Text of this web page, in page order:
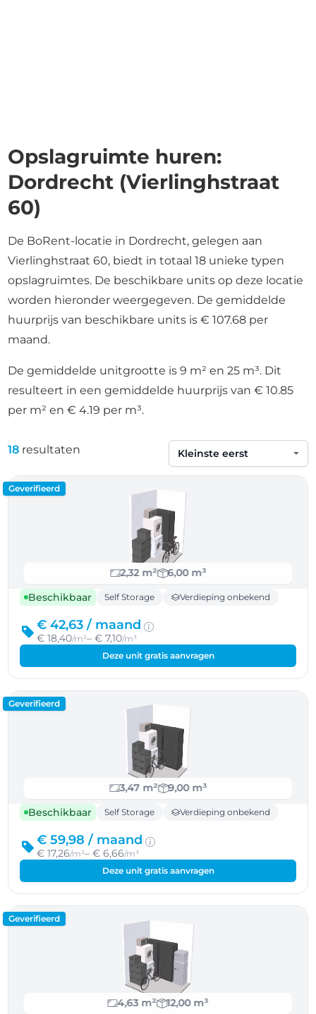
Opslagruimte huren:
Dordrecht (Vierlinghstraat
60)
De BoRent-locatie in Dordrecht, gelegen aan
Vierlinghstraat 60, biedt in totaal 18 unieke typen
opslagruimtes. De beschikbare units op deze locatie
worden hieronder weergegeven. De gemiddelde
huurprijs van beschikbare units is € 107.68 per
maand.
De gemiddelde unitgrootte is 9 m² en 25 m³. Dit
resulteert in een gemiddelde huurprijs van € 10.85
per m² en € 4.19 per m³.
18 resultaten
Sorteren op
Geverifieerd
2,32 m²
6,00 m³
Beschikbaar
Self Storage Verdieping onbekend
€ 42,63 / maand
€ 18,40/m²– € 7,10/m³
Deze unit gratis aanvragen
Geverifieerd
3,47 m²
9,00 m³
Beschikbaar
Self Storage Verdieping onbekend
€ 59,98 / maand
€ 17,26/m²– € 6,66/m³
Deze unit gratis aanvragen
Geverifieerd
4,63 m²
12,00 m³